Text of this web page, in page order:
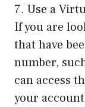
7. Use a
If you are
that have
number,
can access
your